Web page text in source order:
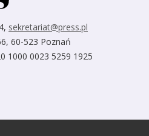
sekretariat@press.pl
60-523 Poznań
1000 0023 5259 1925